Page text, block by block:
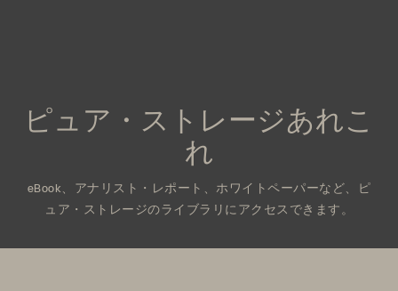
ピュア・ストレージあれこ
れ
eBook、アナリスト・レポート、ホワイトペーパーなど、ピ
ュア・ストレージのライブラリにアクセスできます。